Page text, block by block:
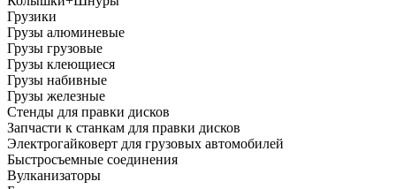
Грузики
Грузы алюминевые
Грузы грузовые
Грузы клеющиеся
Грузы набивные
Грузы железные
Стенды для правки дисков
Запчасти к станкам для правки дисков
Электрогайковерт для грузовых автомобилей
Быстросъемные соединения
Вулканизаторы